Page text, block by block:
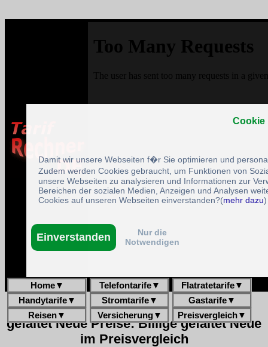
Home▼ Telefontarife▼ Flatratetarife▼
Handytarife▼ Stromtarife▼ Gastarife▼
Reisen▼ Versicherung▼ Preisvergleich▼
gefaltet Neue Preise: Billige gefaltet Neue
im Preisvergleich
Cookie
Damit wir unsere Webseiten f�r Sie optimieren und
Zudem werden Cookies gebraucht, um Funktionen von
unsere Webseiten zu analysieren und Informationen zur
Bereichen der sozialen Medien, Anzeigen und Analysen
Cookies auf unseren Webseiten einverstanden?(mehr dazu)
Einverstanden
Nur die
Notwendigen